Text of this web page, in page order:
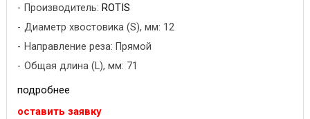
Производитель: ROTIS
Диаметр хвостовика (S), мм: 12
Направление реза: Прямой
Общая длина (L), мм: 71
подробнее
оставить заявку